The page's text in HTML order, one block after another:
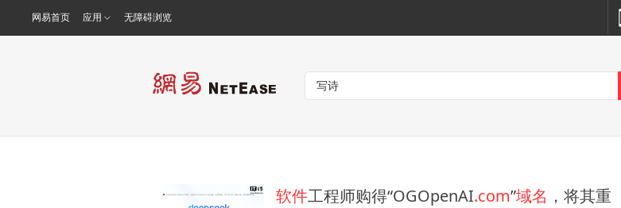
网易首页 应用 无障碍浏览
软件工程师购得“OGOpenAI.com”域名 ，将其重